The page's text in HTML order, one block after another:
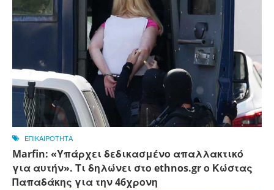
ΕΠΙΚΑΙΡΟΤΗΤΑ
Marfin: «Υπάρχει δεδικασμένο απαλλακτικό
για αυτήν». Τι δηλώνει στο ethnos.gr ο Κώστας
Παπαδάκης για την 46χρονη